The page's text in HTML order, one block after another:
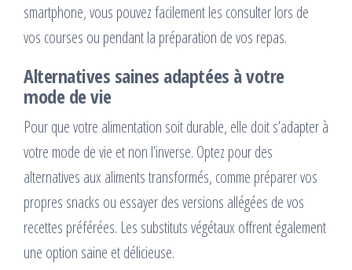
smartphone, vous pouvez facilement les consulter lors de
vos courses ou pendant la préparation de vos repas.
Alternatives saines adaptées à votre
mode de vie
Pour que votre alimentation soit durable, elle doit s’adapter à
votre mode de vie et non l’inverse. Optez pour des
alternatives aux aliments transformés, comme préparer vos
propres snacks ou essayer des versions allégées de vos
recettes préférées. Les substituts végétaux offrent également
une option saine et délicieuse.